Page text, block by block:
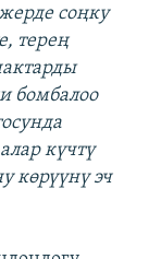
соңку
терең
бомбалоо
күчтү
көрүүнү эч